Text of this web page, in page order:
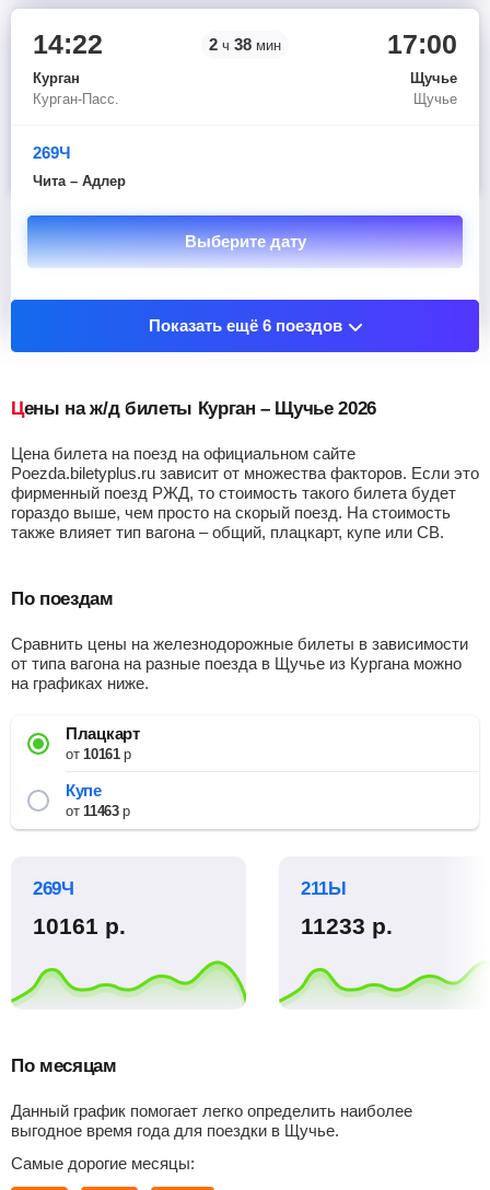
14:22
Курган
Курган-Пасс.
2 ч 38 мин 17:00
Щучье
Щучье
269Ч
Чита – Адлер
Выберите дату
Показать ещё 6 поездов
Цены на ж/д билеты Курган – Щучье 2026
Цена билета на поезд на официальном сайте
Poezda.biletyplus.ru зависит от множества факторов. Если это
фирменный поезд РЖД, то стоимость такого билета будет
гораздо выше, чем просто на скорый поезд. На стоимость
также влияет тип вагона – общий, плацкарт, купе или СВ.
По поездам
Сравнить цены на железнодорожные билеты в зависимости
от типа вагона на разные поезда в Щучье из Кургана можно
на графиках ниже.
Плацкарт
от10161р
Купе
от11463р
269Ч
10161 р.
211Ы
11233 р.
По месяцам
Данный график помогает легко определить наиболее
выгодное время года для поездки в Щучье.
Самые дорогие месяцы: